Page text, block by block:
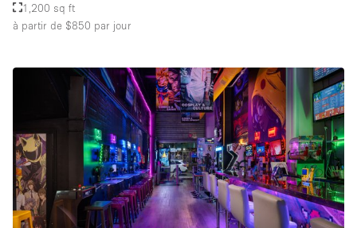
1,200 sq ft
à partir de $850 par jour